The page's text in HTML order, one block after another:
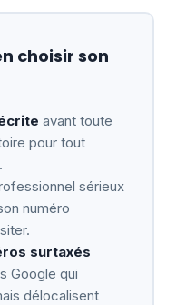
choisir son
avant toute
pour tout
sérieux
numéro
surtaxés
Google qui
délocalisent